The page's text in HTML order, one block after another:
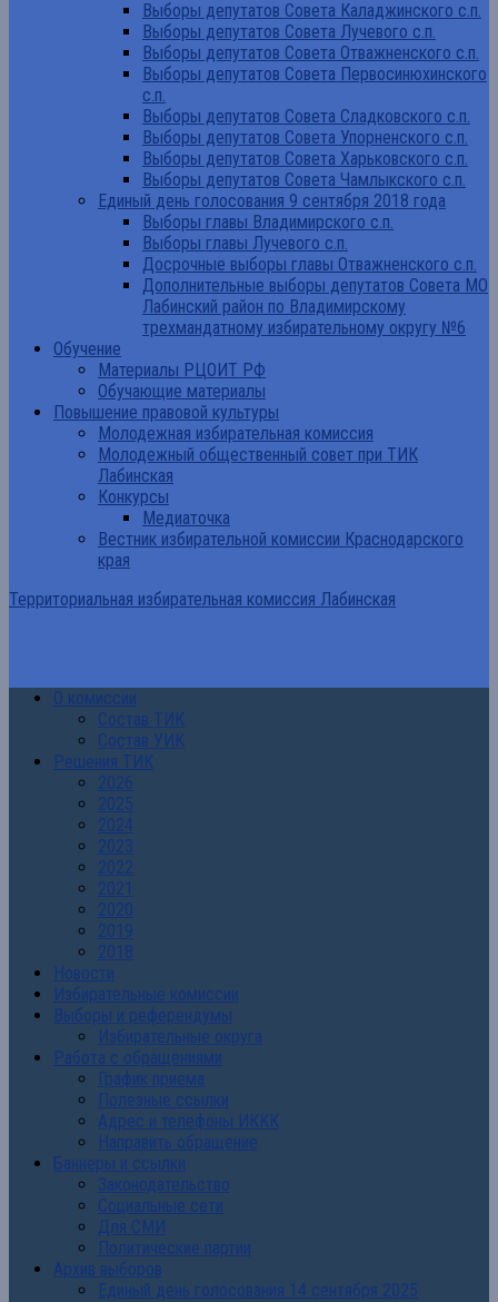
Выборы депутатов Совета Каладжинского с.п.
Выборы депутатов Совета Лучевого с.п.
Выборы депутатов Совета Отважненского с.п.
Выборы депутатов Совета Первосинюхинского
с.п.
Выборы депутатов Совета Сладковского с.п.
Выборы депутатов Совета Упорненского с.п.
Выборы депутатов Совета Харьковского с.п.
Выборы депутатов Совета Чамлыкского с.п.
Единый день голосования 9 сентября 2018 года
Выборы главы Владимирского с.п.
Выборы главы Лучевого с.п.
Досрочные выборы главы Отважненского с.п.
Дополнительные выборы депутатов Совета МО
Лабинский район по Владимирскому
трехмандатному избирательному округу №6
Обучение
Материалы РЦОИТ РФ
Обучающие материалы
Повышение правовой культуры
Молодежная избирательная комиссия
Молодежный общественный совет при ТИК
Лабинская
Конкурсы
Медиаточка
Вестник избирательной комиссии Краснодарского
края
Территориальная избирательная комиссия Лабинская
О комиссии
Состав ТИК
Состав УИК
Решения ТИК
2026
2025
2024
2023
2022
2021
2020
2019
2018
Новости
Избирательные комиссии
Выборы и референдумы
Избирательные округа
Работа с обращениями
График приема
Полезные ссылки
Адрес и телефоны ИККК
Направить обращение
Баннеры и ссылки
Законодательство
Социальные сети
Для СМИ
Политические партии
Архив выборов
Единый день голосования 14 сентября 2025